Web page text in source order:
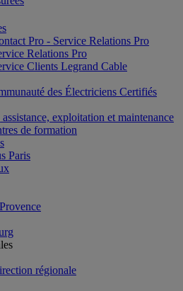
Pro - Service Relations Pro
Relations Pro
Clients Legrand Cable
des Électriciens Certifiés
assistance, exploitation et maintenance
de formation
Paris
régionale